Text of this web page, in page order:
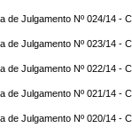
de Julgamento Nº 024/14 -
de Julgamento Nº 023/14 -
de Julgamento Nº 022/14 -
de Julgamento Nº 021/14 -
de Julgamento Nº 020/14 -